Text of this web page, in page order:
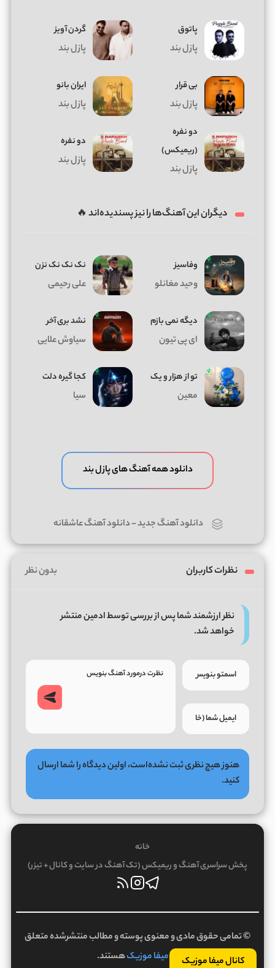
کانال میفا موزیک
پاتوق
پازل بند
گردن آویز
پازل بند
بی قرار
پازل بند
ایران بانو
پازل بند
دو نفره
(ریمیکس)
پازل بند
دو نفره
پازل بند
دیگران این آهنگ‌ها را نیز پسندیده‌اند 🔥
وفاسیز
وحید مغانلو
نک نک نک نزن
علی رحیمی
دیگه نمی بازم
ای پی تیون
نشد بری آخر
سیاوش علایی
تو از هزار و یک
معین
کجا گیره دلت
سیا
دانلود همه آهنگ های پازل بند
دانلود آهنگ جدید-دانلود آهنگ عاشقانه
نظرات کاربران بدون نظر
نظر ارزشمند شما پس از بررسی توسط ادمین منتشر
خواهد شد.
هنوز هیچ نظری ثبت نشده‌است، اولین دیدگاه را شما ارسال
کنید.
خانه
پخش سراسری آهنگ و ریمیکس (تک آهنگ در سایت و کانال + تیزر)
© تمامی حقوق مادی و معنوی پوسته و مطالب منتشرشده متعلق
بهمیفا موزیکهستند.